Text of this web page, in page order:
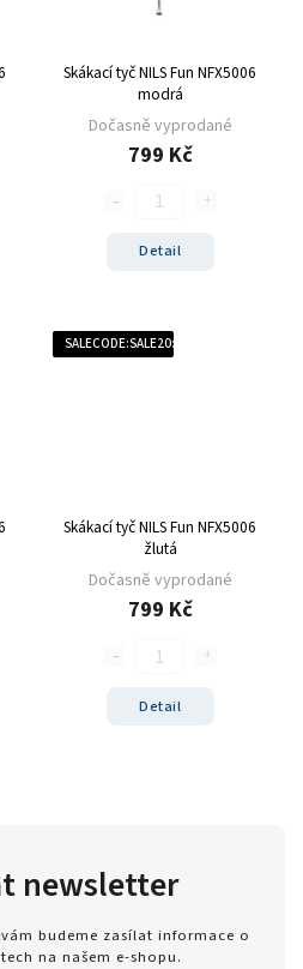
Skákací tyč NILS Fun NFX5006
modrá
Dočasně vyprodané
799 Kč
Detail
SALECODE:SALE20:20:%
Skákací tyč NILS Fun NFX5006
žlutá
Dočasně vyprodané
799 Kč
Detail
newsletter
budeme zasílat informace o
na našem e-shopu.